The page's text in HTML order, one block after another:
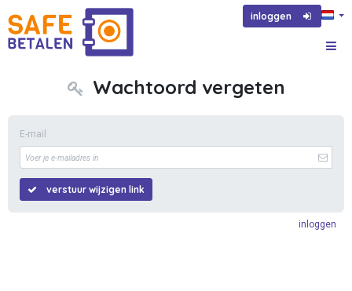
inloggen
Wachtoord vergeten
E-mail
verstuur wijzigen link
inloggen